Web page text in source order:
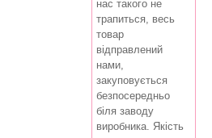
нас такого не
трапиться, весь
товар
відправлений
нами,
закуповується
безпосередньо
біля заводу
виробника. Якість